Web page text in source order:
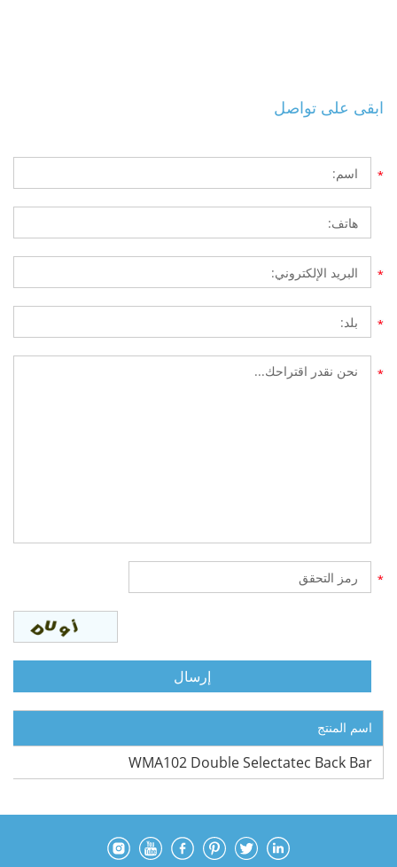
ابقى على تواصل
اسم المنتج
WMA102 Double Selectatec Back Bar